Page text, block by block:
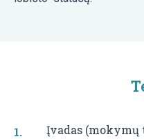
Įvadas